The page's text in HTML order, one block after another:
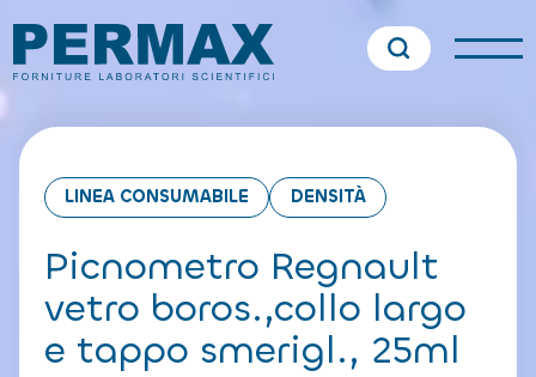
LINEA CONSUMABILE DENSITÀ
Picnometro Regnault
vetro boros.,collo largo
e tappo smerigl., 25ml